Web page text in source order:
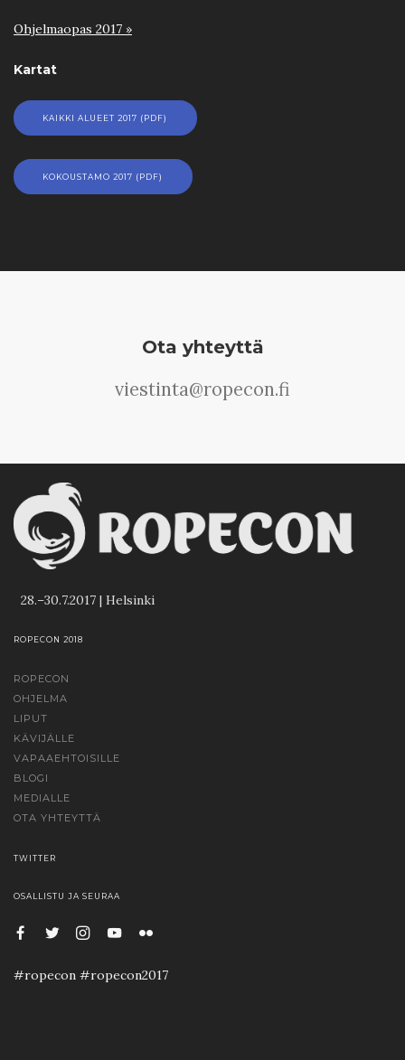
Ohjelmaopas 2017 »
Kartat
KAIKKI ALUEET 2017 (PDF)
KOKOUSTAMO 2017 (PDF)
Ota yhteyttä
viestinta@ropecon.fi
28.–30.7.2017 | Helsinki
ROPECON 2018
ROPECON
OHJELMA
LIPUT
KÄVIJÄLLE
VAPAAEHTOISILLE
BLOGI
MEDIALLE
OTA YHTEYTTÄ
TWITTER
OSALLISTU JA SEURAA
#ropecon #ropecon2017